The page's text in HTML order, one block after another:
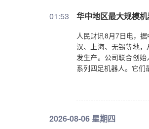
01:53 华中地区最大规模
人民财讯8月7日电，
汉、上海、无锡等地
发生产。公司联合创
系列四足机器人。它们
2026-08-06 星期四